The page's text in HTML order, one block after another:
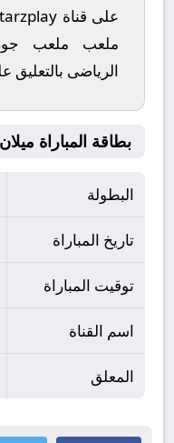
ملعب ملعب
الرياضى بالتعليق
بطاقة المباراة ميلان Vs كومو
البطولة
تاريخ المباراة
توقيت المباراة
اسم القناة
المعلق